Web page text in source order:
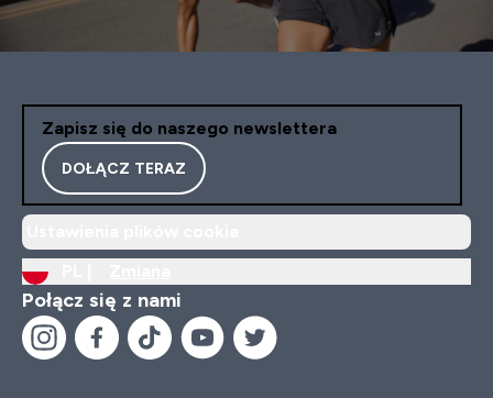
Zapisz się do naszego newslettera
DOŁĄCZ TERAZ
Połącz się z nami